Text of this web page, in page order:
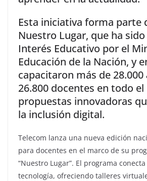
Esta iniciativa forma parte
Nuestro Lugar, que ha
Interés Educativo por el
Educación de la Nación, y
capacitaron más de
26.800 docentes en todo el
propuestas innovadoras
la inclusión digital.
Telecom lanza una nueva edición
para docentes en el marco de su
“Nuestro Lugar”. El programa
tecnología, ofreciendo talleres